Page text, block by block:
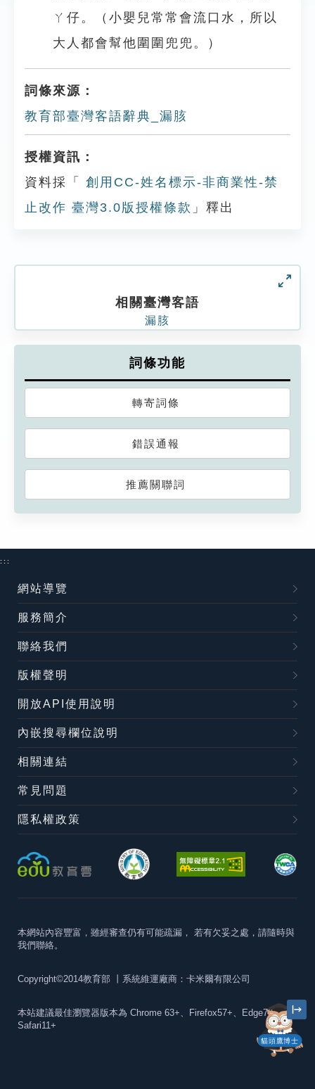
ㄚ仔。（小嬰兒常常會流口水，所以
大人都會幫他圍圍兜兜。）
詞條來源：
教育部臺灣客語辭典_漏胲
授權資訊：
資料採「
創用CC-姓名標示-非商業性-禁
止改作 臺灣3.0版授權條款 」釋出
相關臺灣客語
漏胲
詞條功能
轉寄詞條
錯誤通報
推薦關聯詞
貓頭鷹博士
:::
網站導覽
服務簡介
聯絡我們
版權聲明
開放API使用說明
內嵌搜尋欄位說明
相關連結
常見問題
隱私權政策
本網站內容豐富，雖經審查仍有可能疏漏， 若有欠妥之處，請隨時與
我們聯絡。
Copyright©2014教育部 丨系統維運廠商：卡米爾有限公司
本站建議最佳瀏覽器版本為 Chrome 63+、Firefox57+、Edge79+及
Safari11+